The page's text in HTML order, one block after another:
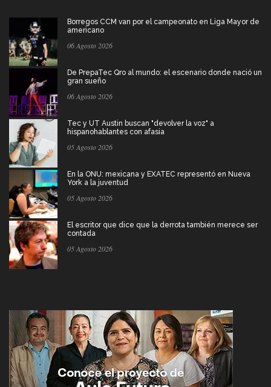
Borregos CCM van por el campeonato en Liga Mayor de
americano
06 Agosto 2026
De PrepaTec Qro al mundo: el escenario donde nació un
gran sueño
06 Agosto 2026
Tec y UT Austin buscan "devolver la voz" a
hispanohablantes con afasia
05 Agosto 2026
En la ONU: mexicana y EXATEC representó en Nueva
York a la juventud
05 Agosto 2026
El escritor que dice que la derrota también merece ser
contada
05 Agosto 2026